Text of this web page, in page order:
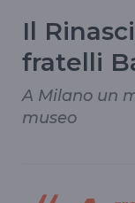
Il
fratelli
A Milano un
museo